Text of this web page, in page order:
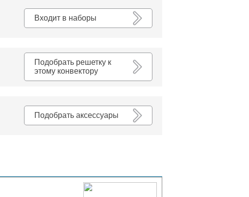
Входит в наборы
Подобрать решетку к
этому конвектору
Подобрать аксессуары